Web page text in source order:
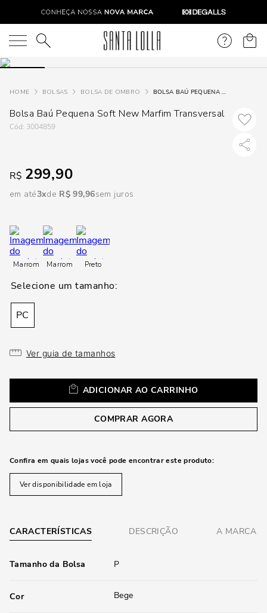
O que você está procurando?
BOLSAS BOLSA DE OMBRO BOLSA BAÚ PEQUENA SOFT NEW MARFIM TRANSVERSAL
Bolsa Baú Pequena Soft New Marfim Transversal
: 3004859
R$ 299,90
em até3 R$ 99,96sem juros
Marrom Marrom Preto
PC
Ver guia de tamanhos
ADICIONAR AO CARRINHO
COMPRAR AGORA
Confira em quais lojas você pode encontrar este produto:
Ver disponibilidade em loja
CARACTERÍSTICAS DESCRIÇÃO A MARCA
Tamanho da Bolsa P
Cor Bege